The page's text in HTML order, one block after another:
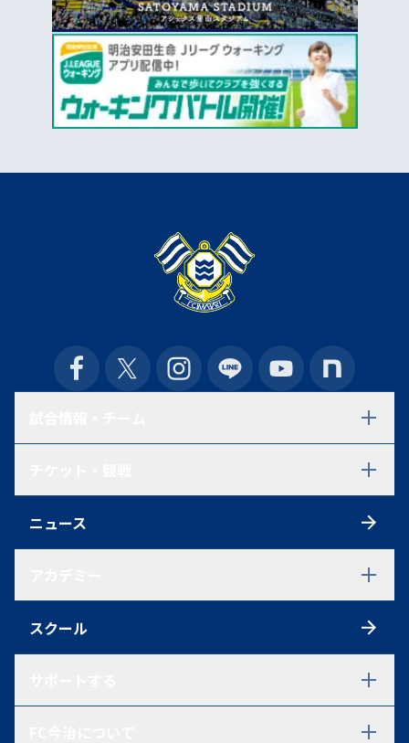
練習見学について
シーズンチケット
ファンクラブ
グッズ
ニュース
U-18
U-18 選手一覧
U-15
スクール